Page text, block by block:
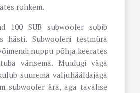
rohkem.
100 SUB subwoofer sobib
hästi. Subwooferi testmüra
nuppu põhja keerates
värisema. Muidugi väga
suurema valjuhääldajaga
subwoofer ära, aga tavalise